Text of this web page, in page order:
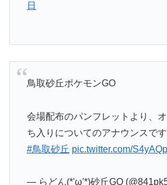
日
鳥取砂丘ポケモンGO
会場配布のパンフレットより、
ち入りについてのアナウンスです
#鳥取砂丘 pic.twitter.com/
— らどん(*'ω'*)砂丘GO